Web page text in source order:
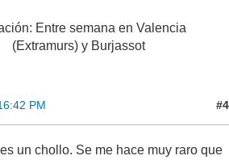
Entre semana en Valencia
(Extramurs) y Burjassot
PM #4
un chollo. Se me hace muy raro que